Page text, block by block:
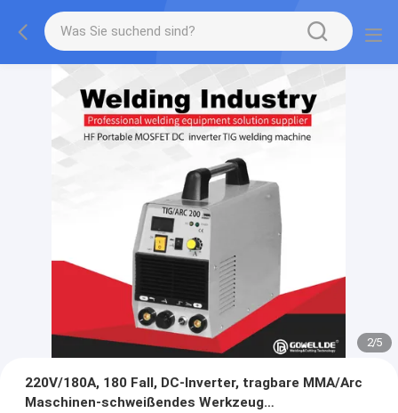
2/5
220V/180A, 180 Fall, DC-Inverter, tragbare MMA/Arc
Maschinen-schweißendes Werkzeug